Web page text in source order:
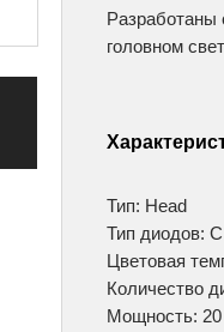
Разработаны
головном
Тип: Head
Тип диодов:
Цветовая
Количество
Мощность: 20